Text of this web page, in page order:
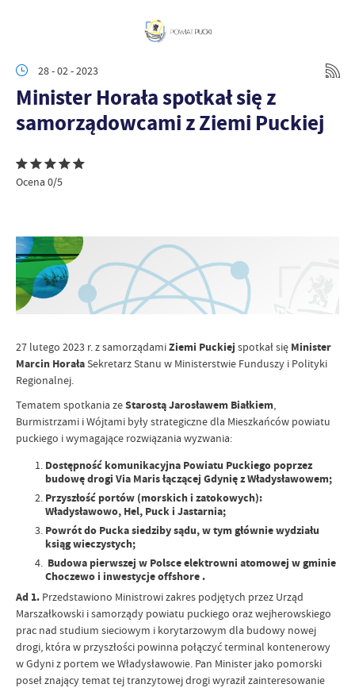
28 - 02 - 2023
Minister Horała spotkał się z
samorządowcami z Ziemi Puckiej
Ocena 0/5
27 lutego 2023 r. z samorządamiZiemi Puckiej spotkał się Minister
Marcin HorałaSekretarz Stanu w Ministerstwie Funduszy i Polityki
Regionalnej.
Tematem spotkania zeStarostą Jarosławem Białkiem,
Burmistrzami i Wójtami były strategiczne dla Mieszkańców powiatu
puckiego i wymagające rozwiązania wyzwania:
Dostępność komunikacyjna Powiatu Puckiego poprzez
budowę drogi Via Maris łączącej Gdynię z Władysławowem;
Przyszłość portów (morskich i zatokowych):
Władysławowo, Hel, Puck i Jastarnia;
Powrót do Pucka siedziby sądu, w tym głównie wydziału
ksiąg wieczystych;
Budowa pierwszej w Polsce elektrowni atomowej w gminie
Choczewo i inwestycje offshore .
Ad 1. Przedstawiono Ministrowi zakres podjętych przez Urząd
Marszałkowski i samorządy powiatu puckiego oraz wejherowskiego
prac nad studium sieciowym i korytarzowym dla budowy nowej
drogi, która w przyszłości powinna połączyć terminal kontenerowy
w Gdyni z portem we Władysławowie. Pan Minister jako pomorski
poseł znający temat tej tranzytowej drogi wyraził zainteresowanie